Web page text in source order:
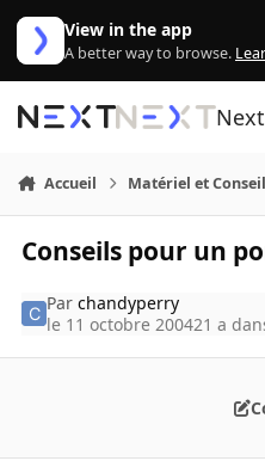
Aller au contenu
View in the app
A better way to browse.
Next
Accueil Matériel et
Conseils pour un
Parchandyperry
le 11 octobre 200421 a